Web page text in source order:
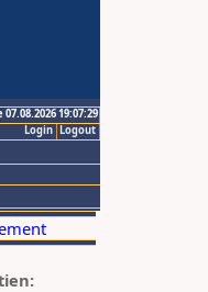
19:07:29
Logout
Login